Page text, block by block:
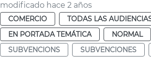
modificado hace 2 años
COMERCIO TODAS LAS
EN PORTADA TEMÁTICA
NORMAL
SUBVENCIONS
SUBVENCIONES